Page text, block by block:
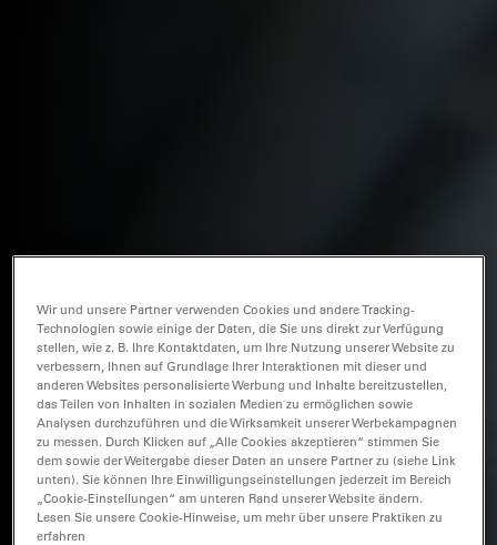
Wir und unsere Partner verwenden Cookies und andere Tracking-
Technologien sowie einige der Daten, die Sie uns direkt zur Verfügung
stellen, wie z. B. Ihre Kontaktdaten, um Ihre Nutzung unserer Website zu
verbessern, Ihnen auf Grundlage Ihrer Interaktionen mit dieser und
anderen Websites personalisierte Werbung und Inhalte bereitzustellen,
das Teilen von Inhalten in sozialen Medien zu ermöglichen sowie
Analysen durchzuführen und die Wirksamkeit unserer Werbekampagnen
zu messen. Durch Klicken auf „Alle Cookies akzeptieren“ stimmen Sie
dem sowie der Weitergabe dieser Daten an unsere Partner zu (siehe Link
unten). Sie können Ihre Einwilligungseinstellungen jederzeit im Bereich
„Cookie-Einstellungen“ am unteren Rand unserer Website ändern.
Lesen Sie unsere Cookie-Hinweise, um mehr über unsere Praktiken zu
erfahren